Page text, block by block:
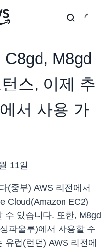
M8gd
스, 이제 추
서 사용 가
11일
(중부) AWS 리전에서
Cloud(Amazon EC2)
수 있습니다. 또한, M8gd
파울루)에서 사용할 수
럽(런던) AWS 리전에